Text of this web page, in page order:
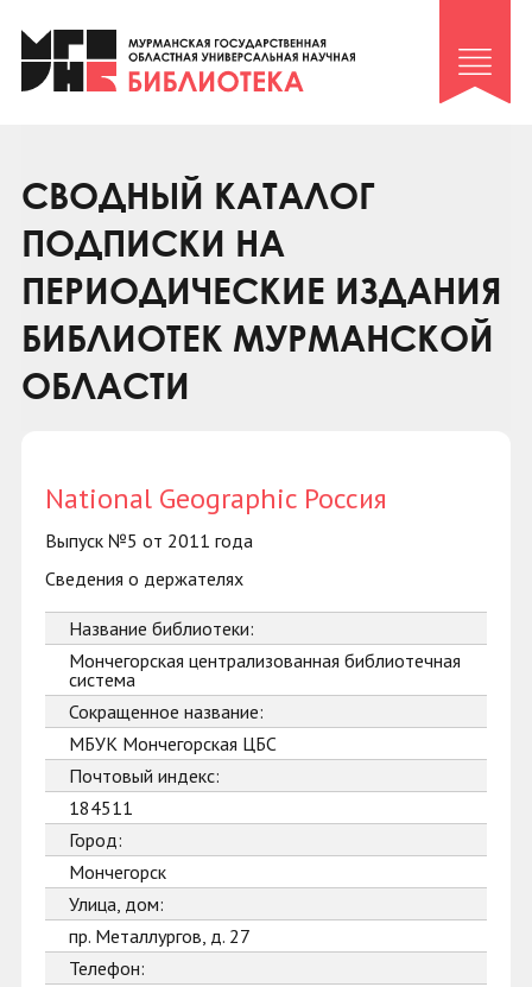
Клуб «Гиря и сельдерей»
Клуб «Семейный архив»
Коллегам
Контакты
СВОДНЫЙ КАТАЛОГ
ПОДПИСКИ НА
ПЕРИОДИЧЕСКИЕ ИЗДАНИЯ
БИБЛИОТЕК МУРМАНСКОЙ
ОБЛАСТИ
National Geographic Россия
Выпуск №5 от 2011 года
Сведения о держателях
Название библиотеки:
Мончегорская централизованная библиотечная
система
Сокращенное название:
МБУК Мончегорская ЦБС
Почтовый индекс:
184511
Город:
Мончегорск
Улица, дом:
пр. Металлургов, д. 27
Телефон: